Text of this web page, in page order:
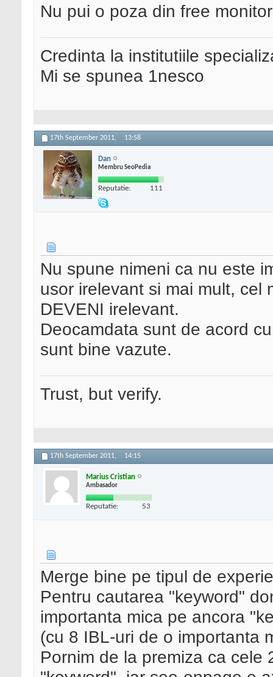
Nu pui o poza din free
Credinta la institutiile
Mi se spunea 1nesco
17th September 2011, 13:58
Dan
Membru SeoPedia
Reputatie: 111
Nu spune nimeni ca nu este
usor irelevant si mai mult, cel
DEVENI irelevant.
Deocamdata sunt de acord
sunt bine vazute.
Trust, but verify.
17th September 2011, 14:15
Marius Cristian
Ambasador
Reputatie: 53
Merge bine pe tipul de
Pentru cautarea "keyword"
importanta mica pe ancora
(cu 8 IBL-uri de o importanta
Pornim de la premiza ca cele